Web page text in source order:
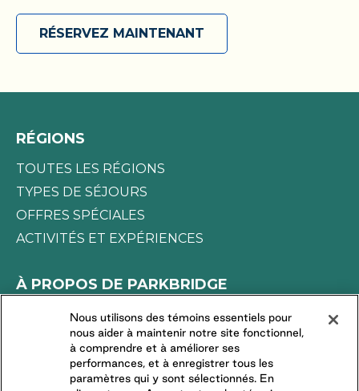
les voyages sur la route ou les escapades de fin de
semaine.
RÉSERVEZ MAINTENANT
RÉGIONS
TOUTES LES RÉGIONS
TYPES DE SÉJOURS
OFFRES SPÉCIALES
ACTIVITÉS ET EXPÉRIENCES
À PROPOS DE PARKBRIDGE
LA DIFFÉRENCE PARKBRIDGE
DEMANDES DES MÉDIAS
TRAVAILLER CHEZ NOUS
COMMUNAUTÉS RÉSIDENTIELLES
Nous utilisons des témoins essentiels pour
nous aider à maintenir notre site fonctionnel,
à comprendre et à améliorer ses
performances, et à enregistrer tous les
paramètres qui y sont sélectionnés. En